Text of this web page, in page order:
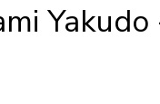
Yakudo